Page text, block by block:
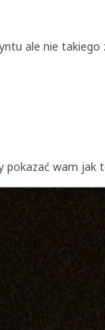
ale nie takiego
pokazać wam jak